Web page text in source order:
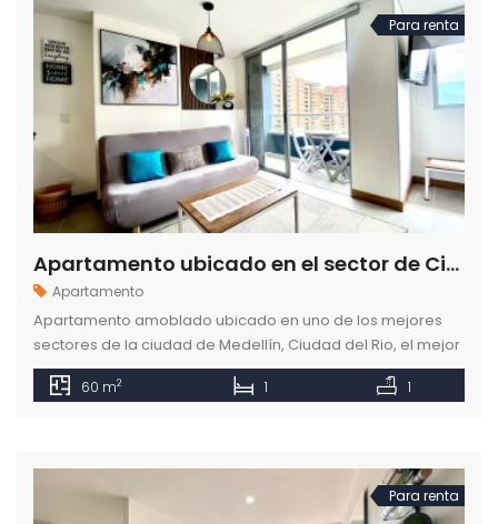
Para renta
Apartamento ubicado en el sector de Ciudad del Rio en Medellín para rentar
Apartamento
Apartamento amoblado ubicado en uno de los mejores
sectores de la ciudad de Medellín, Ciudad del Rio, el mejor
lugar para vivir y sentirte como en casa.
60 m2 1 1
Para renta